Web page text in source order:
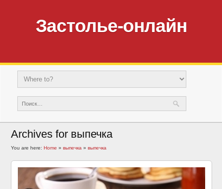
Застолье-онлайн
Archives for выпечка
You are here:Home »выпечка »выпечка